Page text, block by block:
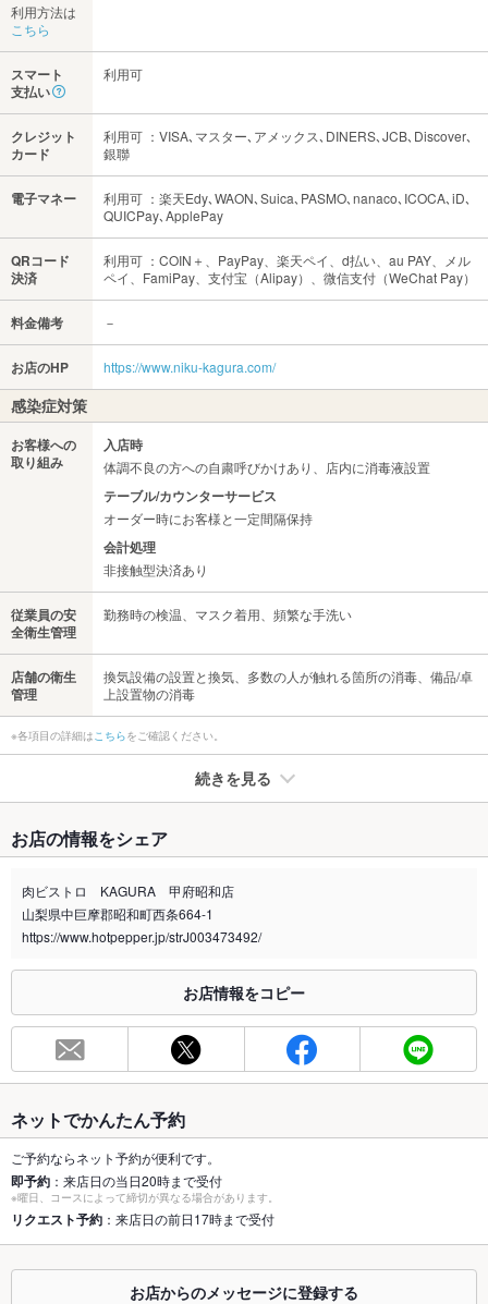
利用方法は
こちら
スマート
支払い
利用可
クレジット
カード
利用可 ：VISA､マスター､アメックス､DINERS､JCB､Discover､
銀聯
電子マネー
利用可 ：楽天Edy､WAON､Suica､PASMO､nanaco､ICOCA､iD､
QUICPay､ApplePay
QRコード
決済
利用可 ：COIN＋、PayPay、楽天ペイ、d払い、au PAY、メル
ペイ、FamiPay、支付宝（Alipay）、微信支付（WeChat Pay）
料金備考 －
お店のHP https://www.niku-kagura.com/
感染症対策
お客様への
取り組み
入店時
体調不良の方への自粛呼びかけあり、店内に消毒液設置
テーブル/カウンターサービス
オーダー時にお客様と一定間隔保持
会計処理
非接触型決済あり
従業員の安
全衛生管理
勤務時の検温、マスク着用、頻繁な手洗い
店舗の衛生
管理
換気設備の設置と換気、多数の人が触れる箇所の消毒、備品/卓
上設置物の消毒
※各項目の詳細は こちらをご確認ください。
続きを見る
禁煙・喫煙
全席禁煙
喫煙専用室 なし
合わせください。
お席
容人数
個室 なし
座敷 なし
掘りごたつ あり
お店の情報をシェア
肉ビストロ KAGURA 甲府昭和店
山梨県中巨摩郡昭和町西条664-1
https://www.hotpepper.jp/strJ003473492/
お店情報をコピー
ネットでかんたん予約
ご予約ならネット予約が便利です。
即予約 ：来店日の当日20時まで受付
※曜日、コースによって締切が異なる場合があります。
リクエスト予約 ：来店日の前日17時まで受付
お店からのメッセージに登録する